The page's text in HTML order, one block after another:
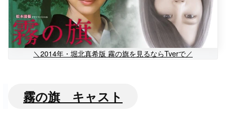
＼2014年・堀北真希版 霧の旗を見るならTverで／
霧の旗 キャスト